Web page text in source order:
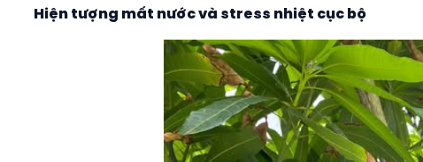
Hiện tượng mất nước và stress nhiệt cục bộ